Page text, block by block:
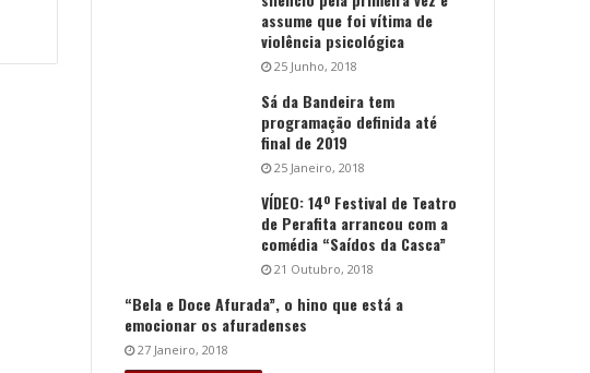
assume que foi vítima de
violência psicológica
25 Junho, 2018
Sá da Bandeira tem
programação definida até
final de 2019
25 Janeiro, 2018
VÍDEO: 14º Festival de Teatro
de Perafita arrancou com a
comédia “Saídos da Casca”
21 Outubro, 2018
“Bela e Doce Afurada”, o hino que está a
emocionar os afuradenses
27 Janeiro, 2018